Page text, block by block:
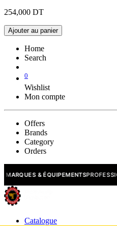
254,000 DT
Ajouter au panier
Home
Search
0
Wishlist
Mon compte
Offers
Brands
Category
Orders
& ÉQUIPEMENTSPROFESSIONNELS
Catalogue